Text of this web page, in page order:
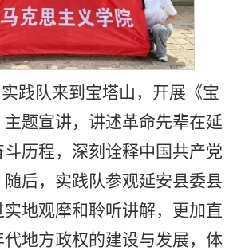
践队来到宝塔山，开展《宝
题宣讲，讲述革命先辈在延
历程，深刻诠释中国共产党
后，实践队参观延安县委县
地观摩和聆听讲解，更加直
地方政权的建设与发展，体